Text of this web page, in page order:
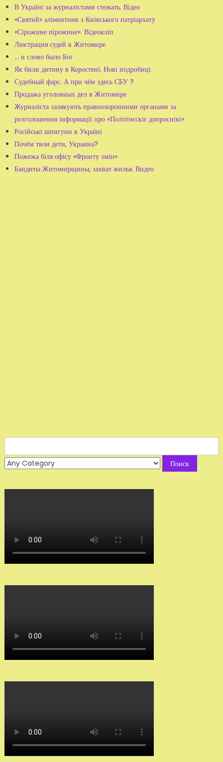
В Україні за журналістами стежать. Відео
«Святий» аліментник з Київського патріархату
«Сірожине пірожине». Відеокліп
Люстрация судей в Житомире
... и слово было Бог
Як били дитину в Коростені. Нові подробиці
Судебный фарс. А при чём здесь СБУ ?
Продажа уголовных дел в Житомире
Журналіста залякують правоохоронними органами за
розголошення інформації про «Політічєскіє допроснікі»
Російські шпигуни в Україні
Почём твои дети, Украина?
Пожежа біля офісу «Фронту змін»
Бандиты Житомирщины, захват жилья. Видео
for: